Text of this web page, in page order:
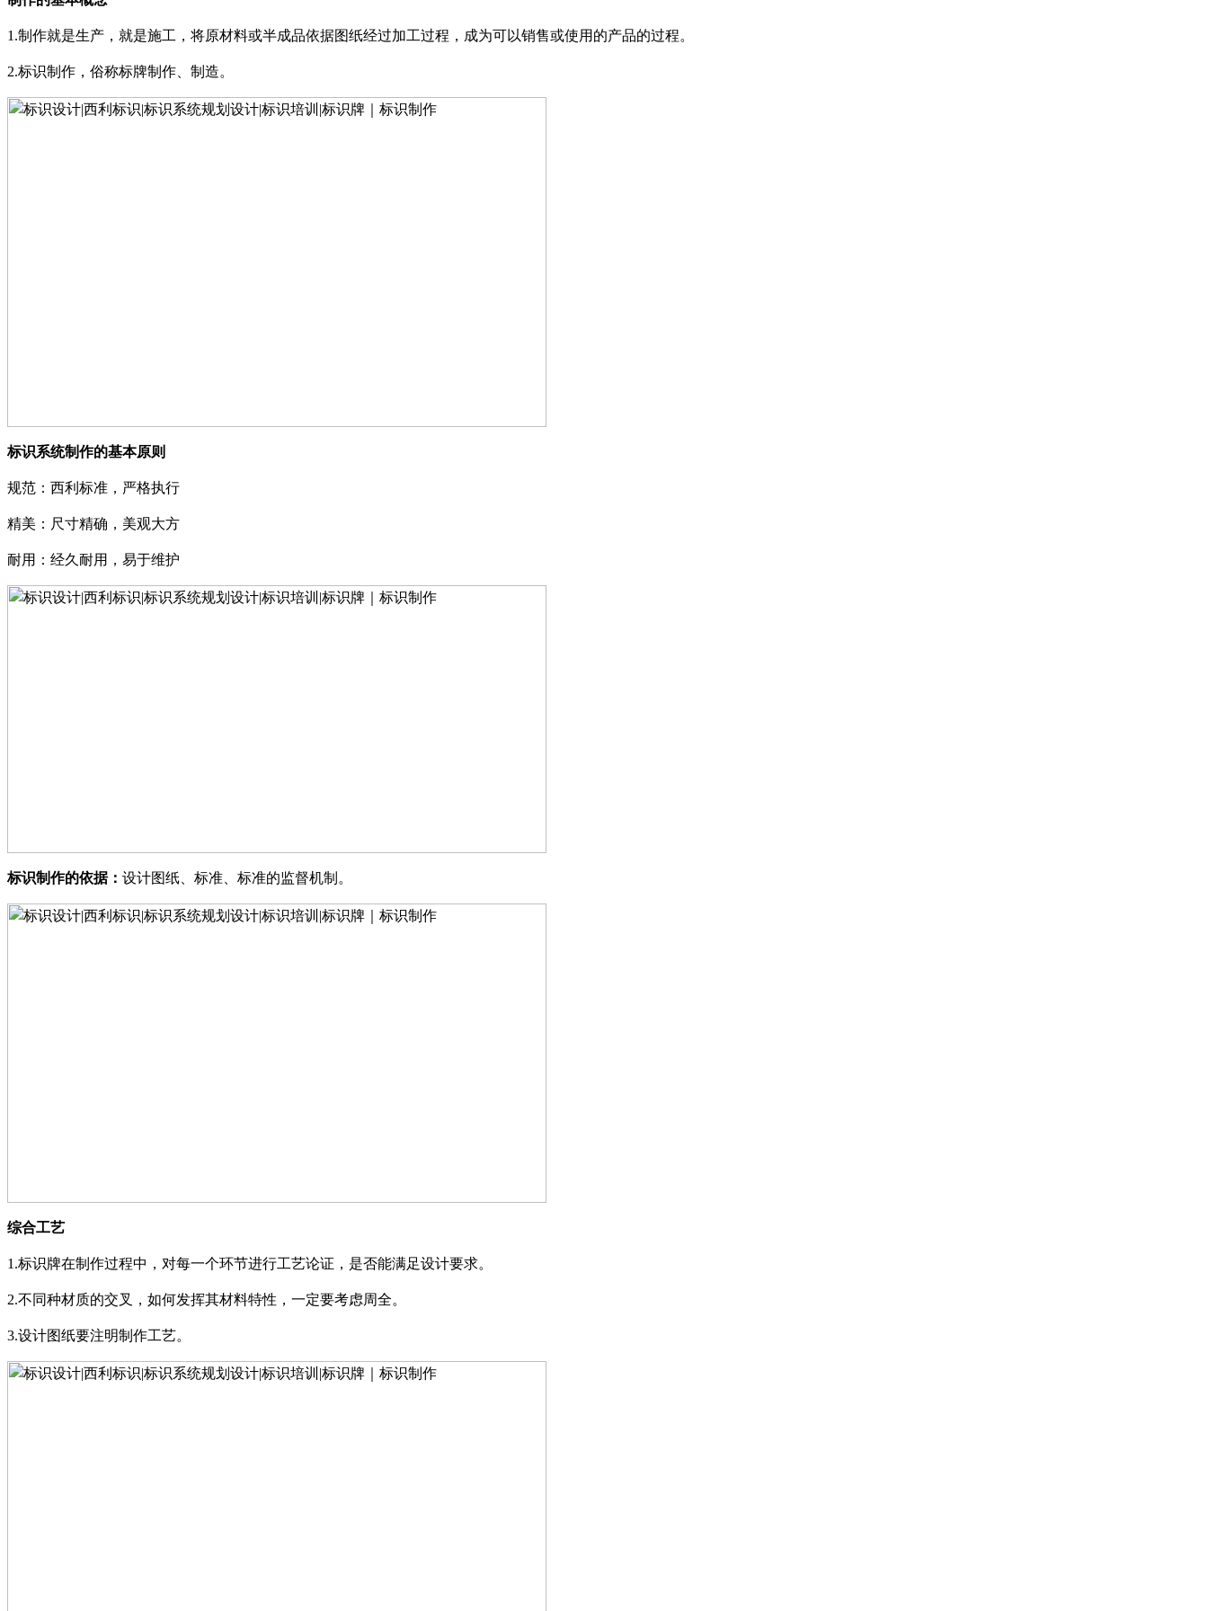
1.制作就是生产，就是施工，将原材料或半成品依据图纸经过加工过程，成为可以销售或使用的产品的过程。
2.标识制作，俗称标牌制作、制造。
标识系统制作的基本原则
规范：西利标准，严格执行
精美：尺寸精确，美观大方
耐用：经久耐用，易于维护
标识制作的依据： 设计图纸 标准 标准的监督机制 。
综合工艺
1.标识牌在制作过程中，对每一个环节进行工艺论证，是否能满足设计要求。
2.不同种材质的交叉，如何发挥其材料特性，一定要考虑周全。
3.设计图纸要注明制作工艺。